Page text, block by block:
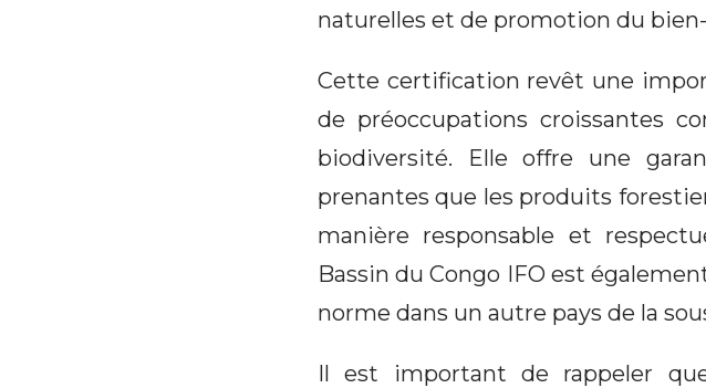
naturelles et de promotion du
Cette certification revêt une
de préoccupations croissantes
biodiversité. Elle offre une
prenantes que les produits
manière responsable et
Bassin du Congo IFO est
norme dans un autre pays de la
Il est important de rappeler